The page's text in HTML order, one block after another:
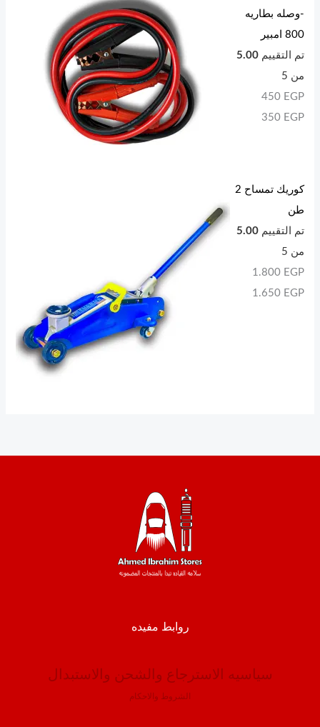
-وصله بطاريه
800 امبير
تم التقييم5.00
من 5
450 EGP
350 EGP
كوريك تمساح 2
طن
تم التقييم5.00
من 5
1.800 EGP
1.650 EGP
روابط مفيده
سياسيه الاسترجاع والشحن والاستبدال
الشروط والاحكام